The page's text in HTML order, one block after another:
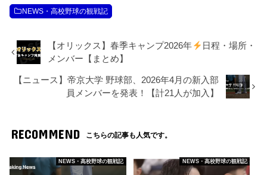
NEWS・高校野球の観戦記
【オリックス】春季キャンプ2026年
日程・場所・
メンバー【まとめ】
【ニュース】帝京大学 野球部、2026年4月の新入部
員メンバーを発表！【計21人が加入】
RECOMMEND こちらの記事も人気です。
NEWS・高校野球の観戦記 NEWS・高校野球の観戦記